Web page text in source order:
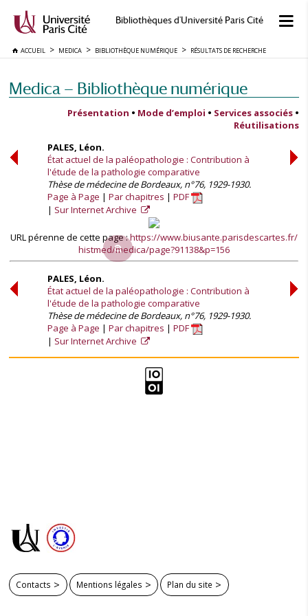
Bibliothèques d'Université Paris Cité
ACCUEIL MEDICA BIBLIOTHÈQUE NUMÉRIQUE RÉSULTATS DE RECHERCHE
Medica — Bibliothèque numérique
Présentation • Mode d’emploi • Services associés •
Réutilisations
PALES, Léon.
État actuel de la paléopathologie : Contribution à
l'étude de la pathologie comparative
Thèse de médecine de Bordeaux, n°76, 1929-1930.
Page à Page
Par chapitres
PDF
Sur Internet Archive
URL pérenne de cette page :https://www.biusante.parisdescartes.fr/
histmed/medica/page?91138&p=156
PALES, Léon.
État actuel de la paléopathologie : Contribution à
l'étude de la pathologie comparative
Thèse de médecine de Bordeaux, n°76, 1929-1930.
Page à Page
Par chapitres
PDF
Sur Internet Archive
Contacts Mentions légales Plan du site